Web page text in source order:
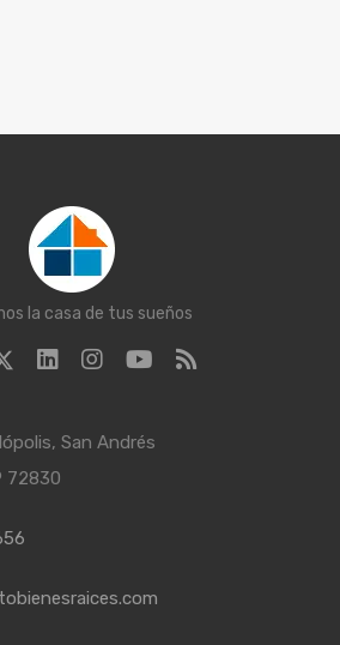
la casa de tus sueños
San Andrés
72830